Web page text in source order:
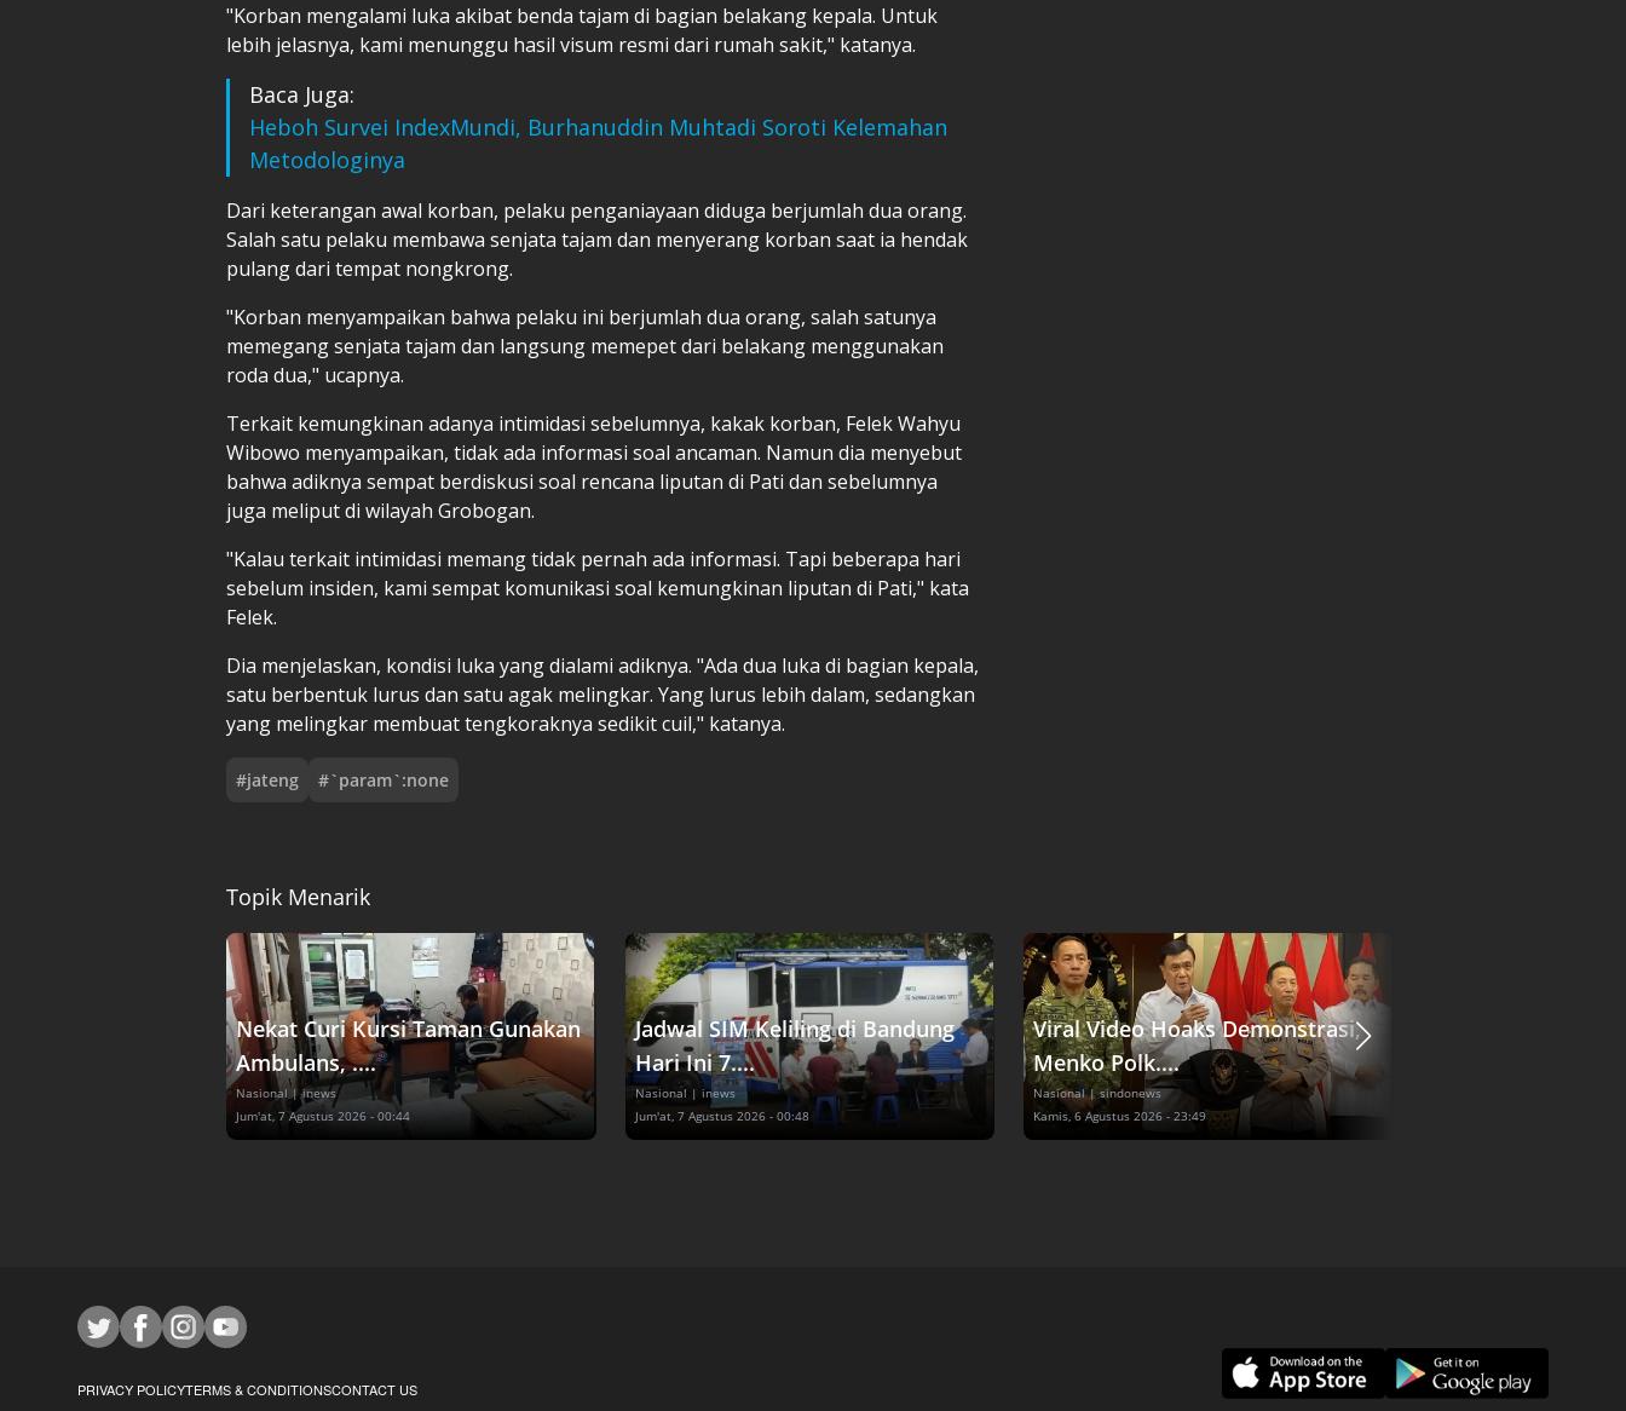
"Korban mengalami luka akibat benda tajam di bagian belakang kepala. Untuk
lebih jelasnya, kami menunggu hasil visum resmi dari rumah sakit," katanya.
Baca Juga:
Heboh Survei IndexMundi, Burhanuddin Muhtadi Soroti Kelemahan
Metodologinya
Dari keterangan awal korban, pelaku penganiayaan diduga berjumlah dua orang.
Salah satu pelaku membawa senjata tajam dan menyerang korban saat ia hendak
pulang dari tempat nongkrong.
"Korban menyampaikan bahwa pelaku ini berjumlah dua orang, salah satunya
memegang senjata tajam dan langsung memepet dari belakang menggunakan
roda dua," ucapnya.
Terkait kemungkinan adanya intimidasi sebelumnya, kakak korban, Felek Wahyu
Wibowo menyampaikan, tidak ada informasi soal ancaman. Namun dia menyebut
bahwa adiknya sempat berdiskusi soal rencana liputan di Pati dan sebelumnya
juga meliput di wilayah Grobogan.
"Kalau terkait intimidasi memang tidak pernah ada informasi. Tapi beberapa hari
sebelum insiden, kami sempat komunikasi soal kemungkinan liputan di Pati," kata
Felek.
Dia menjelaskan, kondisi luka yang dialami adiknya. "Ada dua luka di bagian kepala,
satu berbentuk lurus dan satu agak melingkar. Yang lurus lebih dalam, sedangkan
yang melingkar membuat tengkoraknya sedikit cuil," katanya.
#jateng #`param`:none
Topik Menarik
Nekat Curi Kursi Taman Gunakan
Ambulans, ....
Nasional | inews
Jum'at, 7 Agustus 2026 - 00:44
Jadwal SIM Keliling di Bandung
Hari Ini 7....
Nasional | inews
Jum'at, 7 Agustus 2026 - 00:48
Viral Video Hoaks Demonstrasi,
Menko Polk....
Nasional | sindonews
Kamis, 6 Agustus 2026 - 23:49
PRIVACY POLICYTERMS & CONDITIONSCONTACT US